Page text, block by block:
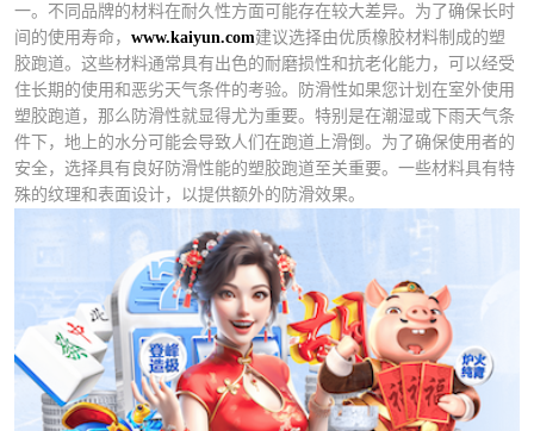
一。不同品牌的材料在耐久性方面可能存在较大差异。为了确保长时
间的使用寿命， www.kaiyun.com建议选择由优质橡胶材料制成的塑
胶跑道。这些材料通常具有出色的耐磨损性和抗老化能力，可以经受
住长期的使用和恶劣天气条件的考验。防滑性如果您计划在室外使用
塑胶跑道，那么防滑性就显得尤为重要。特别是在潮湿或下雨天气条
件下，地上的水分可能会导致人们在跑道上滑倒。为了确保使用者的
安全，选择具有良好防滑性能的塑胶跑道至关重要。一些材料具有特
殊的纹理和表面设计，以提供额外的防滑效果。